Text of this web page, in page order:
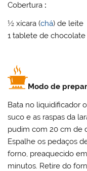
Cobertura :
½ xícara (chá) de leite
1 tablete de
Modo de
Bata no liquidificador
suco e as raspas da
pudim com 20 cm de
Espalhe os pedaços
forno, preaquecido
minutos. Retire do